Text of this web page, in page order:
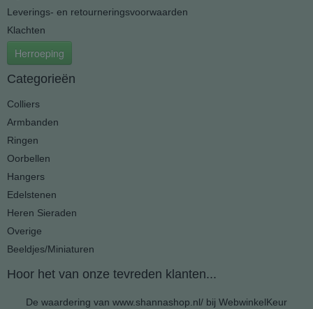
Leverings- en retourneringsvoorwaarden
Klachten
Herroeping
Categorieën
Colliers
Armbanden
Ringen
Oorbellen
Hangers
Edelstenen
Heren Sieraden
Overige
Beeldjes/Miniaturen
Hoor het van onze tevreden klanten...
De waardering van www.shannashop.nl/ bij WebwinkelKeur